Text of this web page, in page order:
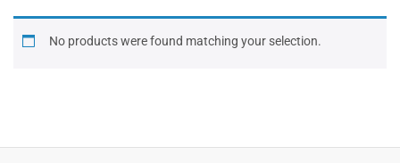
No products were found matching your selection.